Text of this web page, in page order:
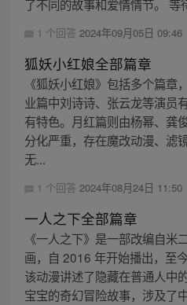
了不同的故事和爱情情节。 等
1 个回答 2024年09月05日 09:46
狐妖小红娘全部篇章
《狐妖小红娘》包括多个篇章
业篇中刘诗诗、张云龙等演员
有特色。月红篇则由杨幂、龚
分化严重，存在魔改动漫、滤
无...
1 个回答 2024年08月24日 11:50
一人之下全部篇章
《一人之下》是一部改编自米
画，自 2016 年开始播出，至
该动漫讲述了隐藏在普通人中
宝宝的奇幻冒险故事，涉及了